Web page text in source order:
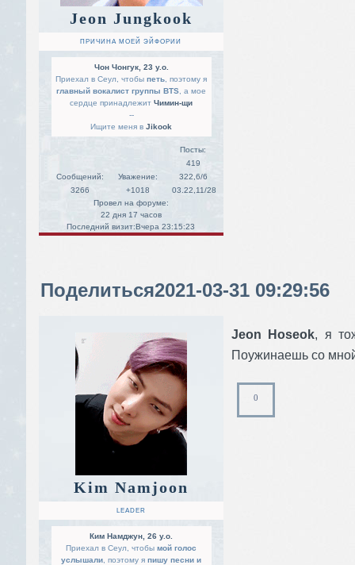
Jeon Jungkook
ПРИЧИНА МОЕЙ ЭЙФОРИИ
Чон Чонгук, 23 y.o.
Приехал в Сеул, чтобы петь , поэтому я
главный вокалист группы BTS , а мое
сердце принадлежит Чимин-щи
--
Ищите меня в Jikook
Сообщений:
3266
Уважение:
+1018
Посты:
419
322,6/6
03.22,11/28
Провел на форуме:
22 дня 17 часов
Последний визит:Вчера 23:15:23
Поделиться2021-03-31 09:29:56
Kim Namjoon
LEADER
Ким Намджун, 26 y.o.
Приехал в Сеул, чтобы мой голос
услышали , поэтому я пишу песни и
Jeon Hoseok, я
Поужинаешь со
0